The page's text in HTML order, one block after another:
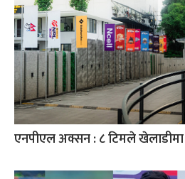
एनपीएल अक्सन : ८ टिमले खेलाडीमा